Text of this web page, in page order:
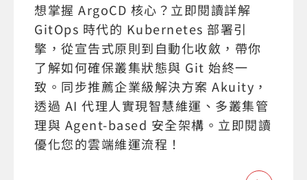
想掌握 ArgoCD 核心？立即閱讀詳解
GitOps 時代的 Kubernetes 部署引
擎，從宣告式原則到自動化收斂，帶你
了解如何確保叢集狀態與 Git 始終一
致。同步推薦企業級解決方案 Akuity，
透過 AI 代理人實現智慧維運、多叢集管
理與 Agent-based 安全架構。立即閱讀
優化您的雲端維運流程！